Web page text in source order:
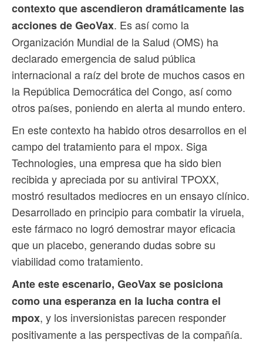
contexto que ascendieron dramáticamente las
acciones de GeoVax. Es así como la
Organización Mundial de la Salud (OMS) ha
declarado emergencia de salud pública
internacional a raíz del brote de muchos casos en
la República Democrática del Congo, así como
otros países, poniendo en alerta al mundo entero.
En este contexto ha habido otros desarrollos en el
campo del tratamiento para el mpox. Siga
Technologies, una empresa que ha sido bien
recibida y apreciada por su antiviral TPOXX,
mostró resultados mediocres en un ensayo clínico.
Desarrollado en principio para combatir la viruela,
este fármaco no logró demostrar mayor eficacia
que un placebo, generando dudas sobre su
viabilidad como tratamiento.
Ante este escenario, GeoVax se posiciona
como una esperanza en la lucha contra el
mpox, y los inversionistas parecen responder
positivamente a las perspectivas de la compañía.